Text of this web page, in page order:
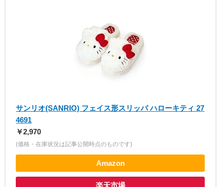
サンリオ(SANRIO) フェイス形スリッパ ハローキティ 27
4691
￥2,970
(価格・在庫状況は記事公開時点のものです)
Amazon
楽天市場